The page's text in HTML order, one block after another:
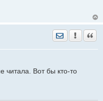
Отправить
Вот бы кто-то